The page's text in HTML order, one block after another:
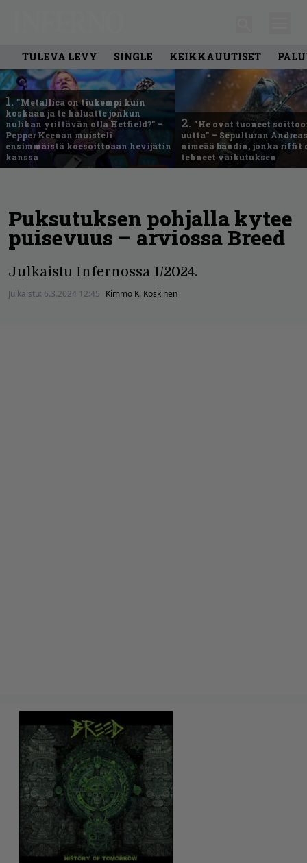
TULEVA LEVY SINGLE KEIKKAUUTISET
1. ”Metallica on tiukempi kuin
koskaan ja te haluatte jonkun
nulikan yrittävän olla Hetfield?” –
Pepper Keenan muisteli
ensimmäistä koesoittoaan hevijätin
kanssa
2. ”He ovat tuoneet
uutta” – Sepulturan
nimeää bändin, jonka riffit
tehneet vaikutuksen
Puksutuksen pohjalla kytee
puisevuus – arviossa Breed
Julkaistu Infernossa 1/2024.
Julkaistu: 6.3.2024 12:45 Kimmo K. Koskinen